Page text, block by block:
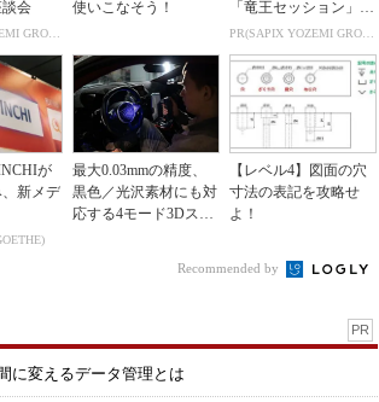
談会
PR(SAPIX YOZEMI GROUP)
使いこなそう！
「竜王セッション」レ
ポート
PR(SAPIX YOZEMI GROUP)
が
新メデ
最大0.03mmの精度、
黒色／光沢素材にも対
応する4モード3Dスキ
【レベル4】図面の穴
寸法の表記を攻略せ
よ！
Recommended by
PR
に変えるデータ管理とは